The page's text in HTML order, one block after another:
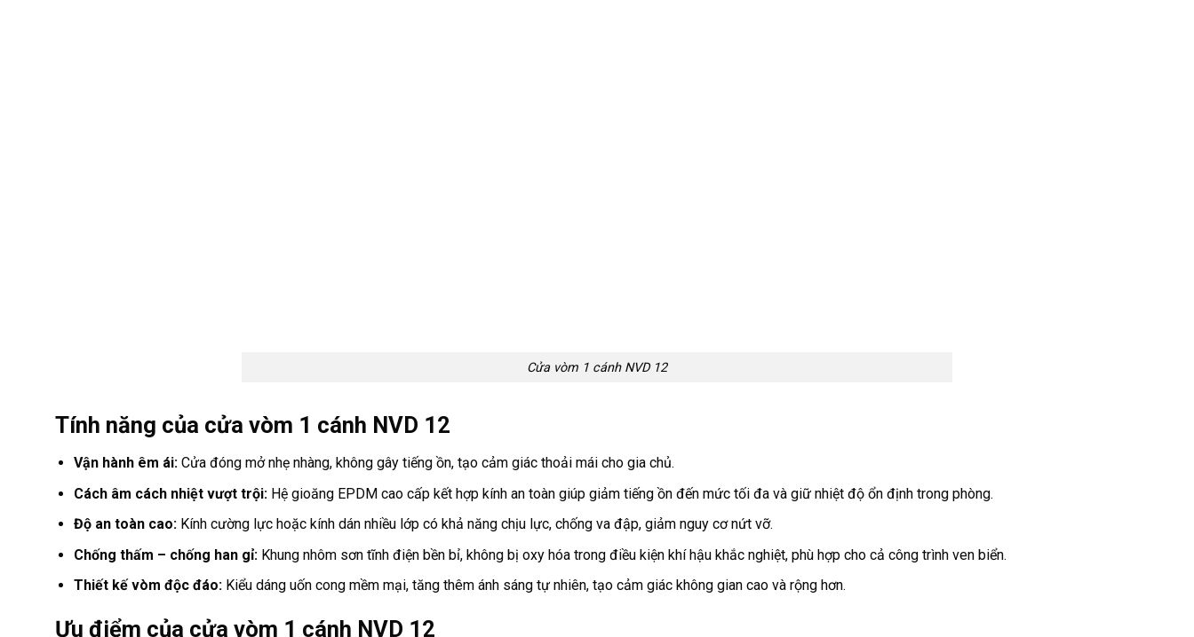
Cửa vòm 1 cánh NVD 12
Tính năng của cửa vòm 1 cánh NVD 12
Vận hành êm ái:Cửa đóng mở nhẹ nhàng, không gây tiếng ồn, tạo cảm giác thoải mái cho gia chủ.
Cách âm cách nhiệt vượt trội:Hệ gioăng EPDM cao cấp kết hợp kính an toàn giúp giảm tiếng ồn đến mức tối đa và giữ nhiệt độ ổn định trong phòng.
Độ an toàn cao:Kính cường lực hoặc kính dán nhiều lớp có khả năng chịu lực, chống va đập, giảm nguy cơ nứt vỡ.
Chống thấm – chống han gỉ:Khung nhôm sơn tĩnh điện bền bỉ, không bị oxy hóa trong điều kiện khí hậu khắc nghiệt, phù hợp cho cả công trình ven biển.
Thiết kế vòm độc đáo:Kiểu dáng uốn cong mềm mại, tăng thêm ánh sáng tự nhiên, tạo cảm giác không gian cao và rộng hơn.
Ưu điểm của cửa vòm 1 cánh NVD 12